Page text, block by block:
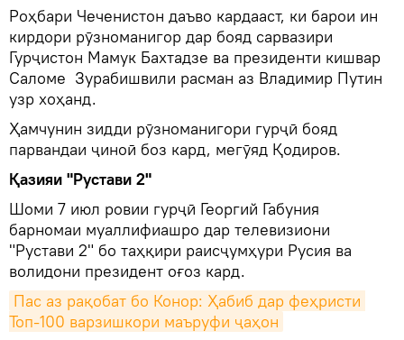
Роҳбари Чеченистон даъво кардааст, ки барои ин
кирдори рӯзноманигор дар бояд сарвазири
Гурҷистон Мамук Бахтадзе ва президенти кишвар
Саломе Зурабишвили расман аз Владимир Путин
узр хоҳанд.
Ҳамчунин зидди рӯзноманигори гурҷӣ бояд
парвандаи ҷиноӣ боз кард, мегӯяд Қодиров.
Қазияи "Рустави 2"
Шоми 7 июл ровии гурҷӣ Георгий Габуния
барномаи муаллифиашро дар телевизиони
"Рустави 2" бо таҳқири раисҷумҳури Русия ва
волидони президент оғоз кард.
Пас аз рақобат бо Конор: Ҳабиб дар феҳристи
Топ-100 варзишкори маъруфи ҷаҳон